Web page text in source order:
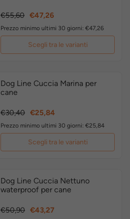
Prezzo
€55,60 Prezzo
€47,26
Prezzo minimo ultimi 30 giorni: €47,26
Scegli tra le varianti
Dog Line Cuccia Marina per
cane
Prezzo
€30,40 Prezzo
€25,84
Prezzo minimo ultimi 30 giorni: €25,84
Scegli tra le varianti
Dog Line Cuccia Nettuno
waterproof per cane
Prezzo
€50,90 Prezzo
€43,27